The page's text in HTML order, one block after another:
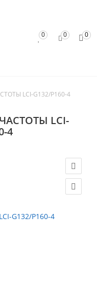
0
0
0
LCI-G132/P160-4
LCI-
4